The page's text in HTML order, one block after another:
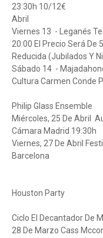
23:30h 10/12€
Abril
Viernes 13 - Leganés
20:00 El Precio Será De
Reducida (Jubilados Y
Sábado 14 -
Cultura Carmen Conde
Philip Glass Ensemble
Miércoles, 25 De Abril
Cámara Madrid 19:30h
Viernes, 27 De Abril
Barcelona
Houston Party
Ciclo El Decantador De
28 De Marzo Cass